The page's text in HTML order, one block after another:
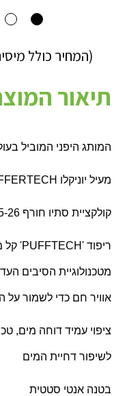
(המחיר כולל
תיאור
המותג היפני המוביל
מעיל יוניקלו
קולקציית סתיו חורף 25-26 בעיצוב חדש ומרענן
ריפוד 'PUFFTECH' קל
מטכנולוגיית הסיבים
אוויר חם כדי לשמור על
ציפוי עמיד דוחה מים,
לשיפור דחיית המים
בטנה אנטי סטטית